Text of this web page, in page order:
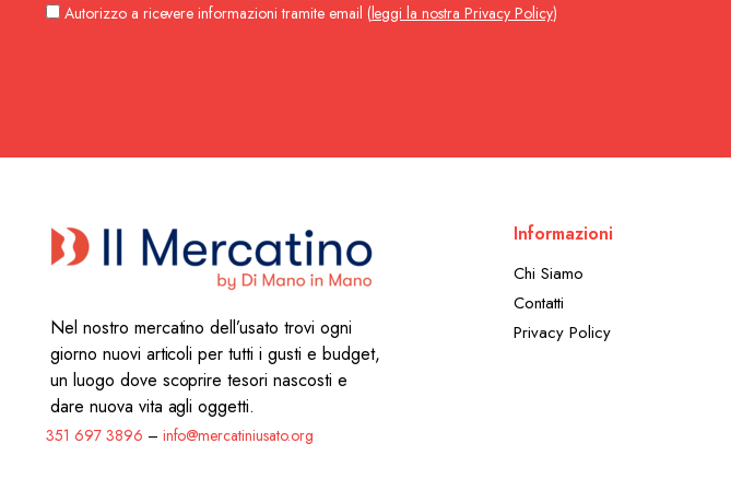
Autorizzo a ricevere informazioni tramite email (leggi la nostra Privacy Policy)
Nel nostro mercatino dell’usato trovi ogni
giorno nuovi articoli per tutti i gusti e budget,
un luogo dove scoprire tesori nascosti e
dare nuova vita agli oggetti.
351 697 3896 – info@mercatiniusato.org
Informazioni
Chi Siamo
Contatti
Privacy Policy